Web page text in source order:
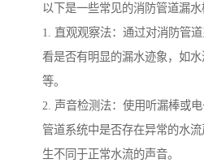
以下是一些常见的消防管道漏水
1. 直观观察法：通过对消防管
看是否有明显的漏水迹象，如
等。
2. 声音检测法：使用听漏棒或
管道系统中是否存在异常的水
生不同于正常水流的声音。